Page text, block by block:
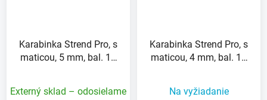
Karabinka Strend Pro, s
maticou, 5 mm, bal. 10
Externý sklad – odosielame
Karabinka Strend Pro, s
maticou, 4 mm, bal. 10
Na vyžiadanie